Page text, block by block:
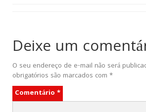
Deixe um
O seu endereço de e-mail não será
obrigatórios são marcados com *
Comentário *